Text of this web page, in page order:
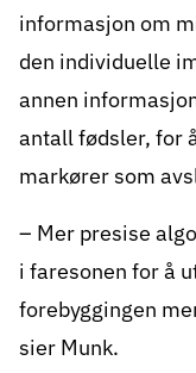
informasjon om
den individuelle
annen
antall fødsler, for
markører som
– Mer presise
i faresonen for å
forebyggingen
sier Munk.